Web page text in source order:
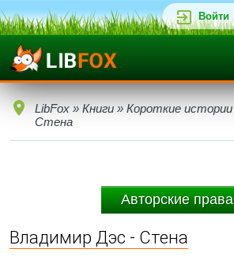
Войти
LibFox » Книги » Короткие истории
Стена
Авторские права
Владимир Дэс - Стена